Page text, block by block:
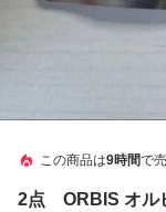
この商品は9時間で
2点 ORBIS オ